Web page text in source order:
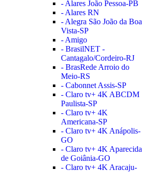
- Alares João Pessoa-PB
- Alares RN
- Alegra São João da Boa
Vista-SP
- Amigo
- BrasilNET -
Cantagalo/Cordeiro-RJ
- BrasRede Arroio do
Meio-RS
- Cabonnet Assis-SP
- Claro tv+ 4K ABCDM
Paulista-SP
- Claro tv+ 4K
Americana-SP
- Claro tv+ 4K Anápolis-
GO
- Claro tv+ 4K Aparecida
de Goiânia-GO
- Claro tv+ 4K Aracaju-